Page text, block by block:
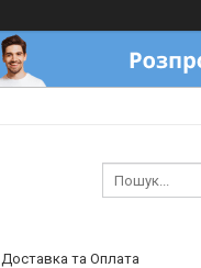
Доставка та Оплата